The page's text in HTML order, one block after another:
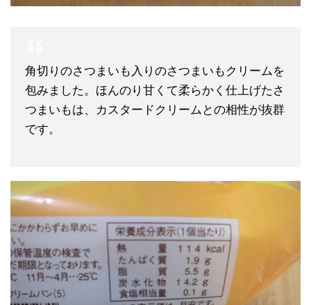
角切りのさつまいも入りのさつまいもクリームを
包みました。ほんのり甘くて柔らかく仕上げたさ
つまいもは、カスタードクリームとの相性が抜群
です。